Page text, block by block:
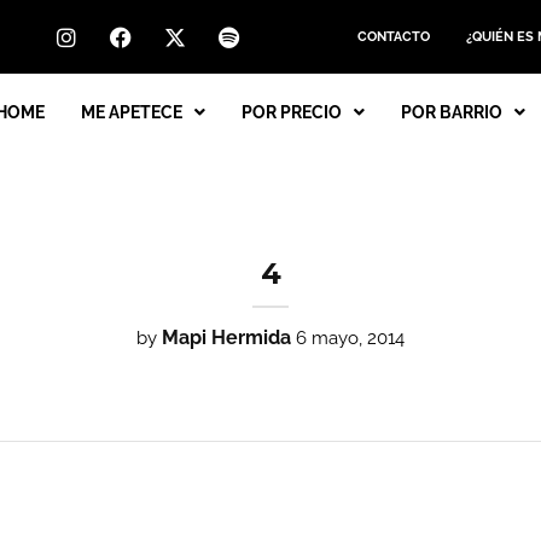
CONTACTO ¿QUIÉN ES
ME APETECE POR PRECIO POR BARRIO
4
by Mapi Hermida 6 mayo, 2014